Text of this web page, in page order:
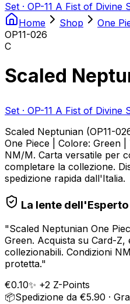
Set · OP-11 A Fist of Divine
Home
Shop One
OP11-026
C
Scaled
Set · OP-11 A Fist of Divine
Scaled Neptunian (OP11-
One Piece | Colore: Green
NM/M. Carta versatile per
completare la collezione.
spedizione rapida dall'Italia.
La lente dell'Esperto
"Scaled Neptunian One
Green. Acquista su Card-
collezionabili. Condizioni
protetta."
€0.10✨ +2 Z-Points
📦Spedizione da €5.90 ·